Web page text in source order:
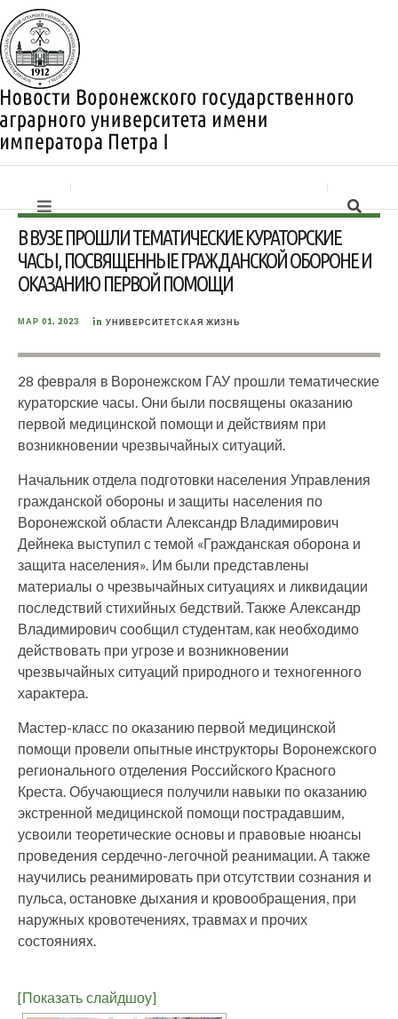
В ВУЗЕ ПРОШЛИ ТЕМАТИЧЕСКИЕ КУРАТОРСКИЕ
ЧАСЫ, ПОСВЯЩЕННЫЕ ГРАЖДАНСКОЙ ОБОРОНЕ И
ОКАЗАНИЮ ПЕРВОЙ ПОМОЩИ
МАР 01, 2023 in УНИВЕРСИТЕТСКАЯ ЖИЗНЬ
28 февраля в Воронежском ГАУ прошли тематические
кураторские часы. Они были посвящены оказанию
первой медицинской помощи и действиям при
возникновении чрезвычайных ситуаций.
Начальник отдела подготовки населения Управления
гражданской обороны и защиты населения по
Воронежской области Александр Владимирович
Дейнека выступил с темой «Гражданская оборона и
защита населения». Им были представлены
материалы о чрезвычайных ситуациях и ликвидации
последствий стихийных бедствий. Также Александр
Владимирович сообщил студентам, как необходимо
действовать при угрозе и возникновении
чрезвычайных ситуаций природного и техногенного
характера.
Мастер-класс по оказанию первой медицинской
помощи провели опытные инструкторы Воронежского
регионального отделения Российского Красного
Креста. Обучающиеся получили навыки по оказанию
экстренной медицинской помощи пострадавшим,
усвоили теоретические основы и правовые нюансы
проведения сердечно-легочной реанимации. А также
научились реанимировать при отсутствии сознания и
пульса, остановке дыхания и кровообращения, при
наружных кровотечениях, травмах и прочих
состояниях.
[Показать слайдшоу]